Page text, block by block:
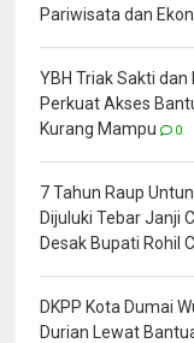
Pariwisata dan
YBH Triak Sakti
Perkuat Akses
Kurang Mampu
0
7 Tahun Raup
Dijuluki Tebar Janji
Desak Bupati Rohil
DKPP Kota Dumai
Durian Lewat